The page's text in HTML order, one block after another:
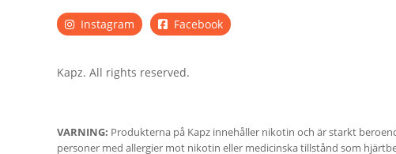
Instagram Facebook
Kapz. All rights reserved.
VARNING: Produkterna på Kapz innehåller nikotin och är starkt
personer med allergier mot nikotin eller medicinska tillstånd som